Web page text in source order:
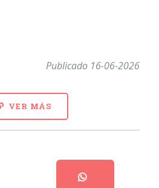
Publicado 16-06-2026
VER MÁS